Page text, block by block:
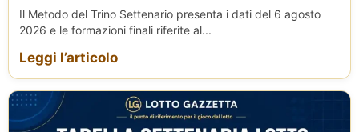
Il Metodo del Trino Settenario presenta i dati del 6 agosto
2026 e le formazioni finali riferite al...
Leggi l’articolo